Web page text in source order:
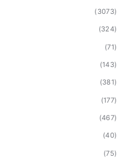
(3073)
(324)
(71)
(143)
(381)
(177)
(467)
(40)
(75)